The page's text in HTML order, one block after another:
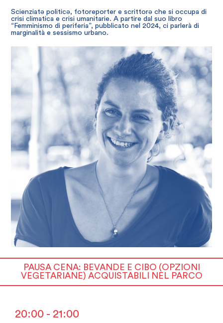
Scienziatə politicə, fotoreporter e scrittorə che si occupa di
crisi climatica e crisi umanitarie. A partire dal suo libro
“Femminismo di periferia”, pubblicato nel 2024, ci parlerà di
marginalità e sessismo urbano.
PAUSA CENA: BEVANDE E CIBO (OPZIONI
VEGETARIANE) ACQUISTABILI NEL PARCO
20:00 - 21:00